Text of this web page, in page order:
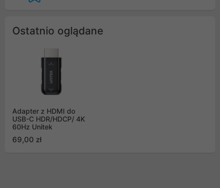
Ostatnio oglądane
Adapter z HDMI do
USB-C HDR/HDCP/ 4K
60Hz Unitek
69,00 zł